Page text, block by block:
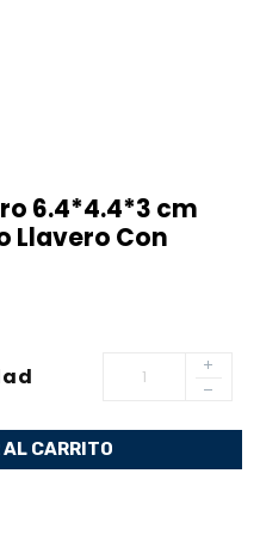
6.4*4.4*3 cm
Llavero Con
CARRITO